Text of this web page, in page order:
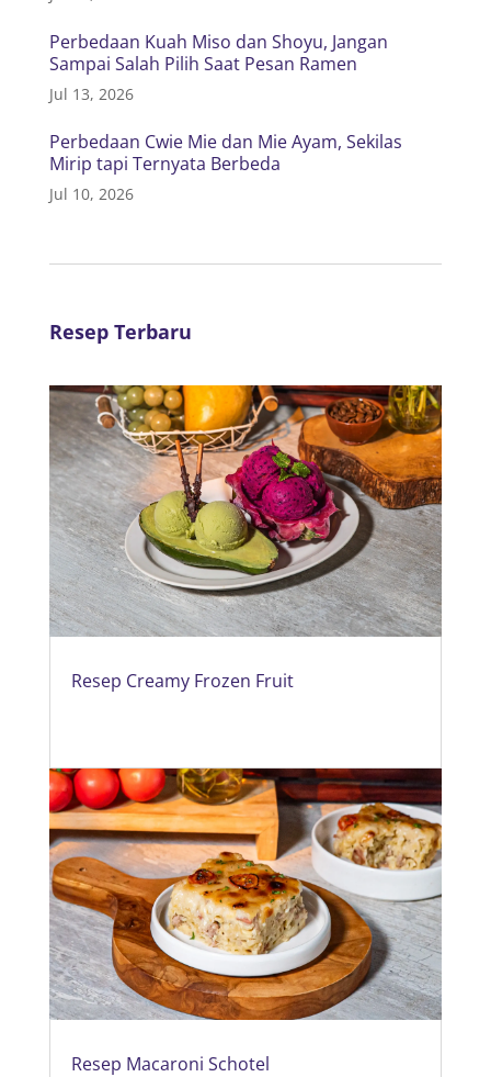
Perbedaan Kuah Miso dan Shoyu, Jangan
Sampai Salah Pilih Saat Pesan Ramen
Jul 13, 2026
Perbedaan Cwie Mie dan Mie Ayam, Sekilas
Mirip tapi Ternyata Berbeda
Jul 10, 2026
Resep Terbaru
Resep Creamy Frozen Fruit
Resep Macaroni Schotel